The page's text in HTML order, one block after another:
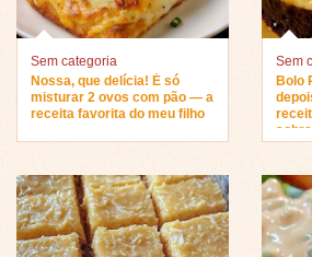
Sem categoria
Nossa, que delícia! É só
misturar 2 ovos com pão — a
receita favorita do meu filho
Sem
Bolo